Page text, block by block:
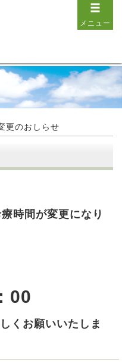
メニュー
更のおしらせ
時間が変更になり
00
くお願いいたしま